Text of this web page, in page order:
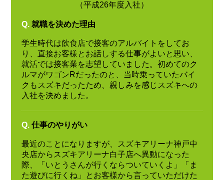
（平成26年度入社）
Q. 就職を決めた理由
学生時代は飲食店で接客のアルバイトをしてお
り、直接お客様とお話しする仕事がよいと思い、
就活では接客業を志望していました。初めてのク
ルマがワゴンRだったのと、当時乗っていたバイ
クもスズキだったため、親しみを感じスズキへの
入社を決めました。
Q. 仕事のやりがい
最近のことになりますが、スズキアリーナ神戸中
央店からスズキアリーナ白子店へ異動になった
際、「いとうさんが行くならついていくよ」「ま
た遊びに行くね」とお客様から言っていただけた